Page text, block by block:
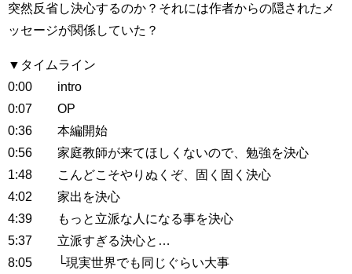
突然反省し決心するのか？それには作者からの隠されたメ
ッセージが関係していた？
▼タイムライン
0:00 intro
0:07 OP
0:36 本編開始
0:56 家庭教師が来てほしくないので、勉強を決心
1:48 こんどこそやりぬくぞ、固く固く決心
4:02 家出を決心
4:39 もっと立派な人になる事を決心
5:37 立派すぎる決心と…
8:05 └現実世界でも同じぐらい大事